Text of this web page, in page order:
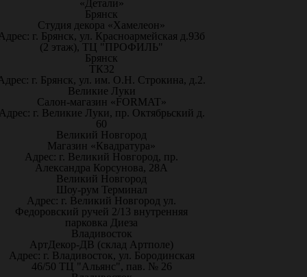
«Детали»
Брянск
Студия декора «Хамелеон»
г. Брянск, ул. Красноармейская д.93б
(2 этаж), ТЦ "ПРОФИЛЬ"
Брянск
ТК32
г. Брянск, ул. им. О.Н. Строкина, д.2.
Великие Луки
Салон-магазин «FORMAT»
г. Великие Луки, пр. Октябрьский д.
60
Великий Новгород
Магазин «Квадратура»
Адрес: г. Великий Новгород, пр.
Александра Корсунова, 28А
Великий Новгород
Шоу-рум Терминал
Адрес: г. Великий Новгород ул.
Федоровский ручей 2/13 внутренняя
парковка Диеза
Владивосток
АртДекор-ДВ (склад Артполе)
Адрес: г. Владивосток, ул. Бородинская
46/50 ТЦ "Альянс", пав. № 26